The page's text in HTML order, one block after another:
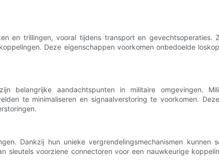
en trillingen, vooral tijdens transport en gevechtsoperaties.
Deze eigenschappen voorkomen onbedoelde
belangrijke aandachtspunten in militaire omgevingen.
te minimaliseren en signaalverstoring te voorkomen.
Dankzij hun unieke vergrendelingsmechanismen kunnen
sleutels voorziene connectoren voor een nauwkeurige